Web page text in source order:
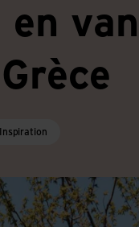
Inspiration